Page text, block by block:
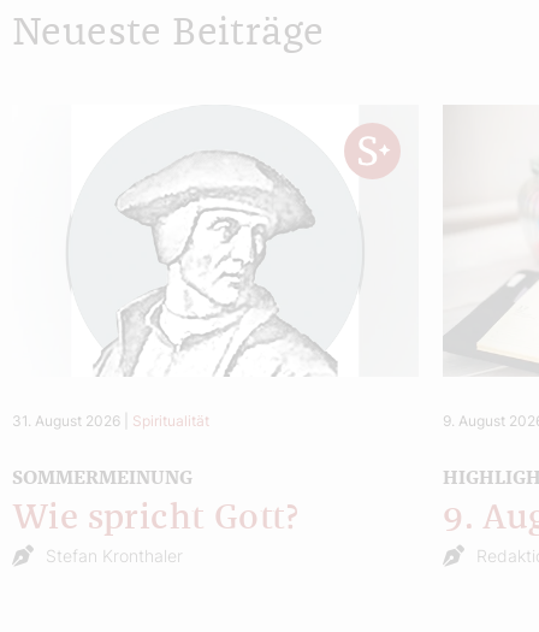
Neueste Beiträge
31. August 2026 Spiritualität
SOMMERMEINUNG
Wie spricht Gott?
Stefan Kronthaler
9. August
9.